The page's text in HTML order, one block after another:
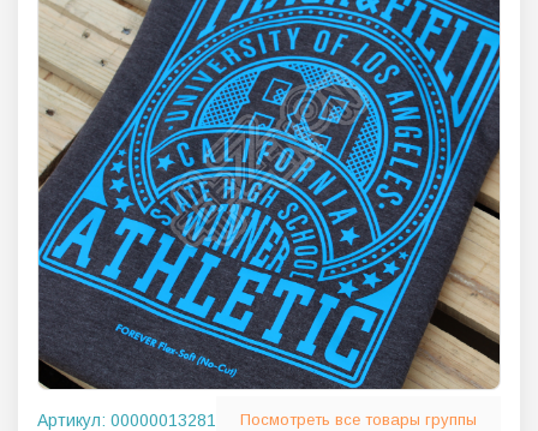
Артикул: 00000013281 Посмотреть все товары группы